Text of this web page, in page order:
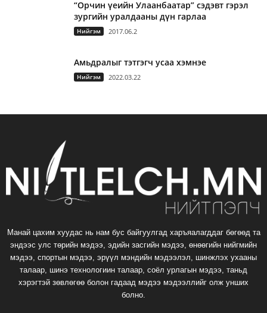
“Орчин үеийн Улаанбаатар” сэдэвт гэрэл
зургийн уралдааны дүн гарлаа
Нийгэм 2017.06.2
Амьдралыг тэтгэгч усаа хэмнэе
Нийгэм 2022.03.22
Манай цахим хуудас нь нам бус байгуулгад харъяалагддаг бөгөөд та
эндээс улс төрийн мэдээ, эдийн засгийн мэдээ, өнөөгийн нийгмийн
мэдээ, спортын мэдээ, эрүүл мэндийн мэдээлэл, шинжлэх ухааны
талаар, шинэ технологиин талаар, соёл урлагын мэдээ, таньд
хэрэгтэй зөвлөгөө болон гадаад мэдээ мэдээллийг олж унших
болно.